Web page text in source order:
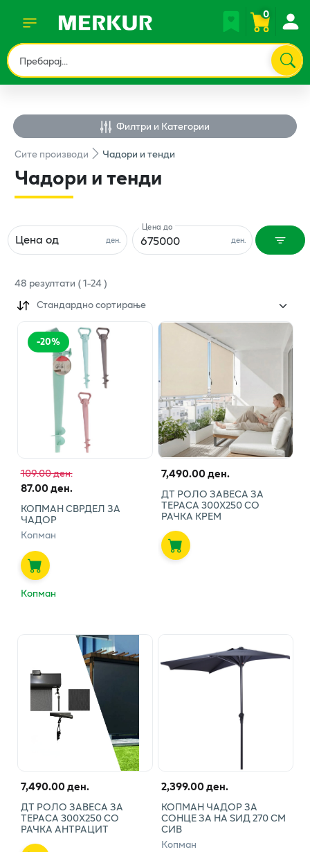
0
Филтри и Категории
Ситепроизводи Чадори и тенди
Чадори и тенди
ден.
Цена од ден.
Цена до
48 резултати (1-24)
Стандардно сортирање
-20%
109.00 ден.
87.00 ден.
КОПМАН СВРДЕЛ ЗА
ЧАДОР
Копман
Копман
7,490.00 ден.
ДТ РОЛО ЗАВЕСА ЗА
ТЕРАСА 300Х250 СО
РАЧКА КРЕМ
7,490.00 ден.
ДТ РОЛО ЗАВЕСА ЗА
ТЕРАСА 300Х250 СО
РАЧКА АНТРАЦИТ
2,399.00 ден.
КОПМАН ЧАДОР ЗА
СОНЦЕ ЗА НА ЅИД 270 СМ
СИВ
Копман